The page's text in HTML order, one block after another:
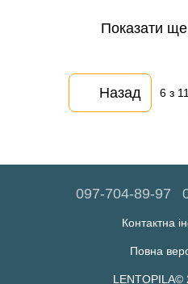
Показати ще
Назад 6 з
097-704-89-97
Контактна
Повна
LENTOPILA©